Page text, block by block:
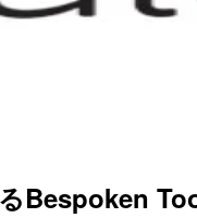
Bespoken